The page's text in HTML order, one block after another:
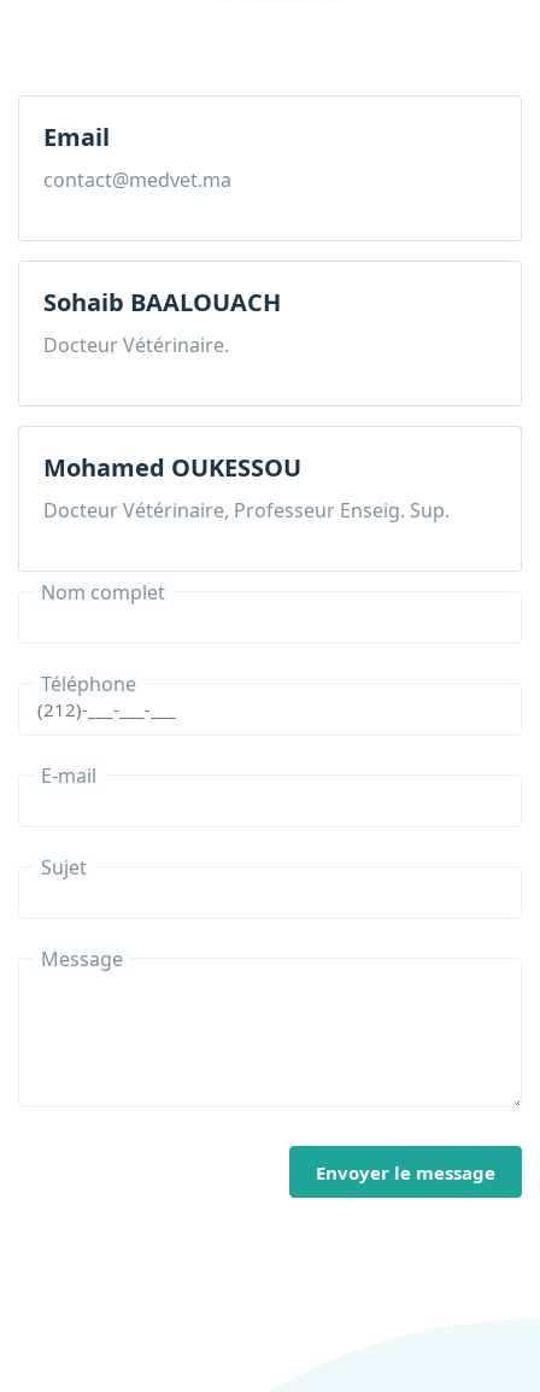
Email
contact@medvet.ma
Sohaib BAALOUACH
Docteur Vétérinaire.
Mohamed OUKESSOU
Docteur Vétérinaire, Professeur Enseig. Sup.
Nom complet
Téléphone
E-mail
Sujet
Message
Envoyer le message